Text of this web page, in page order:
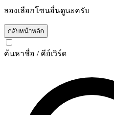
ลองเลือกโซนอื่นดูนะครับ
กลับหน้าหลัก
ค้นหาชื่อ / คีย์เวิร์ด